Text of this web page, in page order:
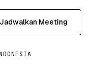
Jadwalkan Meeting